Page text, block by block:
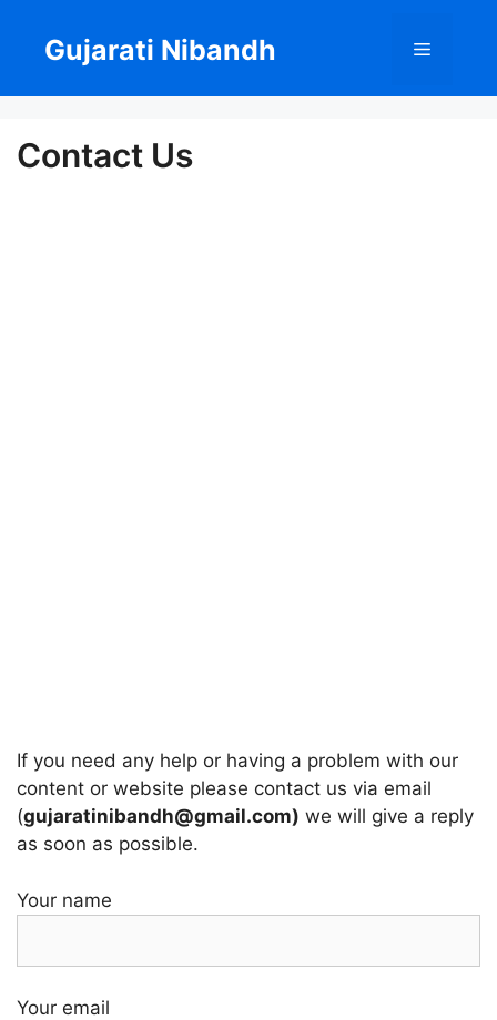
content
Gujarati Nibandh Menu
Contact Us
If you need any help or having a problem with our
content or website please contact us via email
(gujaratinibandh@gmail.com) we will give a reply
as soon as possible.
Your name
Your email